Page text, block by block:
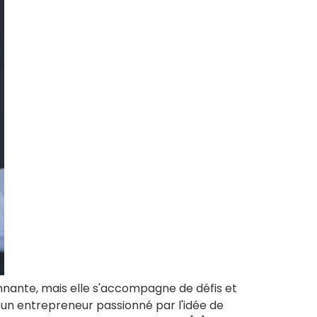
mais elle s'accompagne de défis et
entrepreneur passionné par l'idée de